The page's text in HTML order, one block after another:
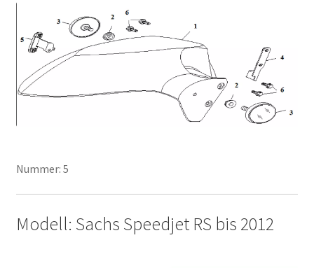
Nummer: 5
Modell: Sachs Speedjet RS bis 2012